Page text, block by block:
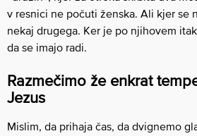
v resnici ne počuti ženska. Ali kjer se
nekaj drugega. Ker je po njihovem
da se imajo radi.
Razmečimo že enkrat
Jezus
Mislim, da prihaja čas, da dvignemo